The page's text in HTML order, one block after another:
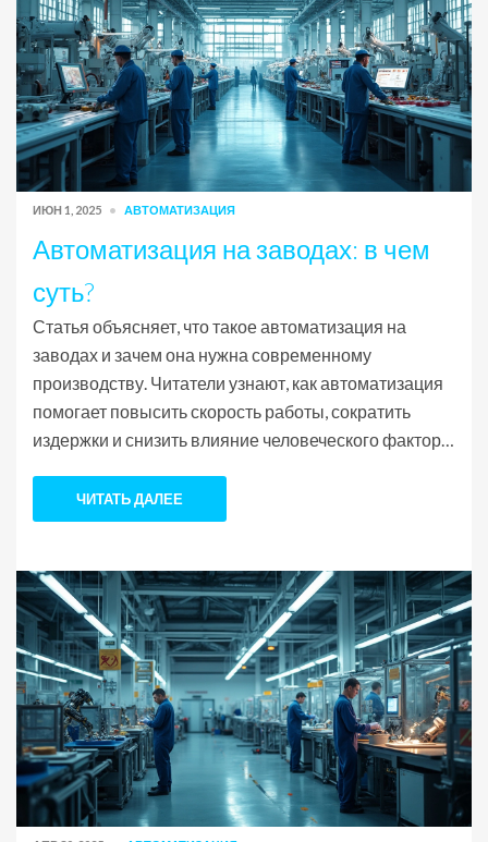
ИЮН 1, 2025 АВТОМАТИЗАЦИЯ
Автоматизация на заводах: в чем
суть?
Статья объясняет, что такое автоматизация на
заводах и зачем она нужна современному
производству. Читатели узнают, как автоматизация
помогает повысить скорость работы, сократить
издержки и снизить влияние человеческого фактора.
факты о роботизации и примеры из реальной жизни.
Есть советы для тех, кто только задумывается о
Материал написан просто и понятно, чтобы каждый
мог быстро разобраться.
ЧИТАТЬ ДАЛЕЕ